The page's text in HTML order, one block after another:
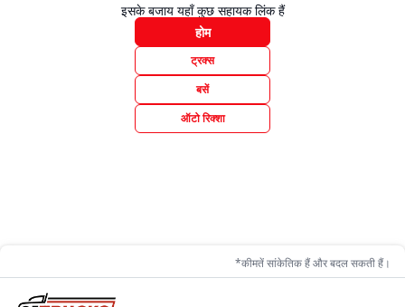
इसके बजाय यहाँ कुछ सहायक लिंक हैं
होम
ट्रक्स
बसें
ऑटो रिक्शा
*कीमतें सांकेतिक हैं और बदल सकती हैं।